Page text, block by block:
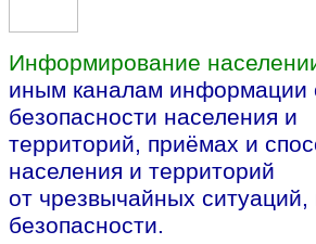
Информирование
иным каналам информации
безопасности населения и
территорий, приёмах и
населения и территорий
от чрезвычайных
безопасности.